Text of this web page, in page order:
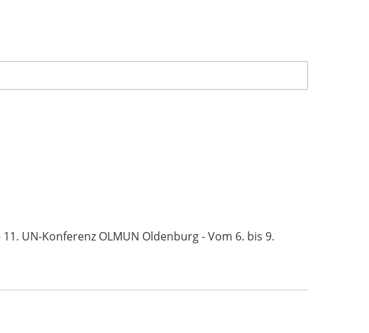
UN-Konferenz OLMUN Oldenburg - Vom 6. bis 9.